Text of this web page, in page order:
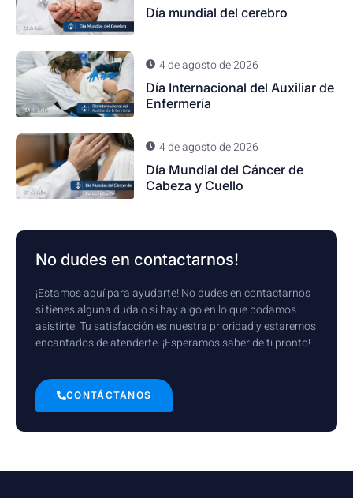
Día mundial del cerebro
4 de agosto de 2026
Día Internacional del Auxiliar de
Enfermería
4 de agosto de 2026
Día Mundial del Cáncer de
Cabeza y Cuello
No dudes en contactarnos!
¡Estamos aquí para ayudarte! No dudes en contactarnos
si tienes alguna duda o si hay algo en lo que podamos
asistirte. Tu satisfacción es nuestra prioridad y estaremos
encantados de atenderte. ¡Esperamos saber de ti pronto!
CONTÁCTANOS